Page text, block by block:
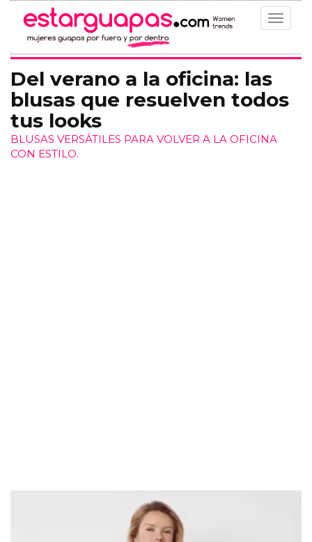
Toggle
Del verano a la oficina: las
blusas que resuelven todos
tus looks
BLUSAS VERSÁTILES PARA VOLVER A LA OFICINA
CON ESTILO.